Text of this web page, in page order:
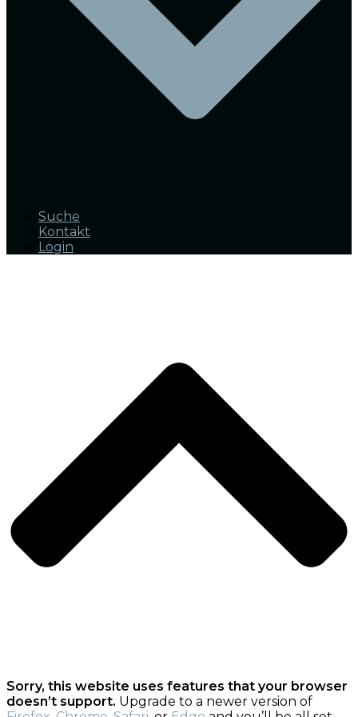
Suche
Kontakt
Login
Sorry, this website uses features that your browser
doesn’t support. Upgrade to a newer version of